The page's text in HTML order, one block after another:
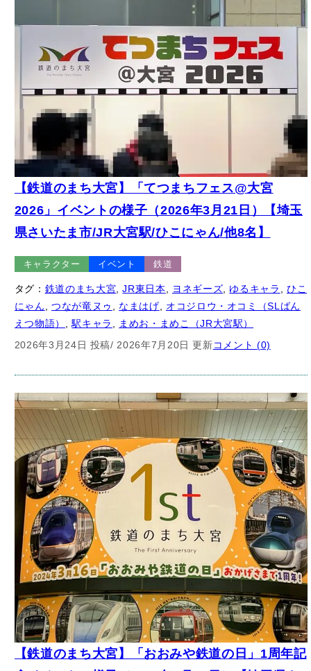
【鉄道のまち大宮】「てつまちフェス@大宮
2026」イベントの様子（2026年3月21日）【埼玉
県さいたま市/JR大宮駅/ひこにゃん/他8名】
タグ：鉄道のまち大宮, JR東日本, ヨネギーズ
にゃん , つなが竜ヌゥ, なまはげ, オコジロウ・オコミ（SLばん
えつ物語）, 駅キャラ , まめお・まめこ（JR大宮駅）
2026年3月24日 投稿/ 2026年7月20日 更新コメント (0)
【鉄道のまち大宮】「おおみや鉄道の日」1周年記
念イベントの様子（2024年3月16日）【埼玉県さ